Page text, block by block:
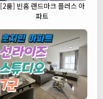
[2룸] 빈홈 랜드마크 플러스 아
파트